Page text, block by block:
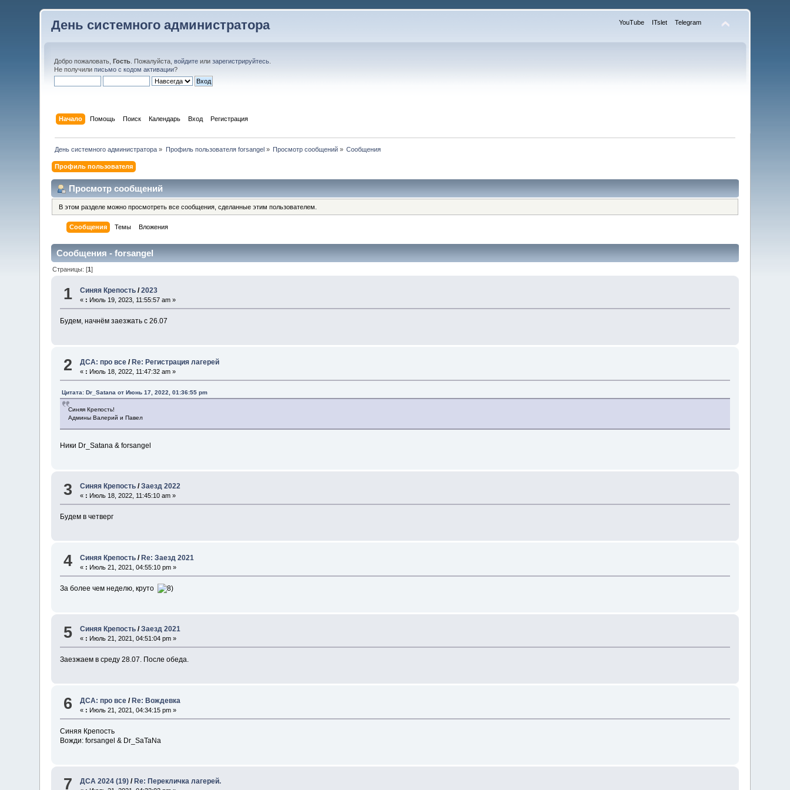
День системного администратора YouTube ITslet Telegram
Добро пожаловать,Гость . Пожалуйста,войдите илизарегистрируйтесь
Не получилиписьмо с кодом активации?
Начало Помощь Поиск Календарь Вход Регистрация
День системного администратора » Профиль пользователя forsangel» Просмотр сообщений » Сообщения
Профиль пользователя
Просмотр сообщений
В этом разделе можно просмотреть все сообщения, сделанные этим пользователем.
Сообщения Темы Вложения
Сообщения - forsangel
Страницы: [1]
1 Синяя Крепость /2023
« : Июль 19, 2023, 11:55:57 am »
Будем, начнём заезжать с 26.07
2 ДСА: про все /Re: Регистрация лагерей
« : Июль 18, 2022, 11:47:32 am »
Цитата: Dr_Satana от Июнь 17, 2022, 01:36:55 pm
Синяя Крепость!
Админы Валерий и Павел
Ники Dr_Satana & forsangel
3 Синяя Крепость /Заезд 2022
« : Июль 18, 2022, 11:45:10 am »
Будем в четверг
4 Синяя Крепость /Re: Заезд 2021
« : Июль 21, 2021, 04:55:10 pm »
За более чем неделю, круто
5 Синяя Крепость /Заезд 2021
« : Июль 21, 2021, 04:51:04 pm »
Заезжаем в среду 28.07. После обеда.
6 ДСА: про все /Re: Вождевка
« : Июль 21, 2021, 04:34:15 pm »
Синяя Крепость
Вожди: forsangel & Dr_SaTaNa
7 ДСА 2024 (19) / Re: Перекличка лагерей.